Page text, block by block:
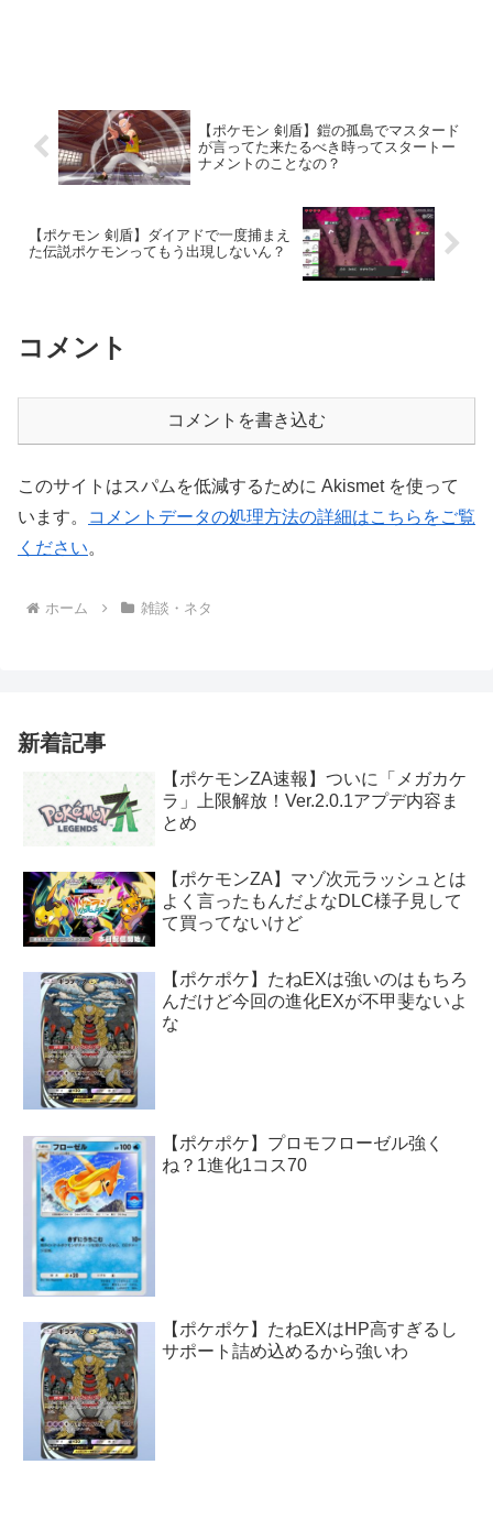
【ポケモン 剣盾】鎧の孤島でマスタード
が言ってた来たるべき時ってスタートー
ナメントのことなの？
【ポケモン 剣盾】ダイアドで一度捕まえ
た伝説ポケモンってもう出現しないん？
コメント
コメントを書き込む
このサイトはスパムを低減するために Akismet を使って
います。
コメントデータの処理方法の詳細はこちらをご覧
ください。
ホーム 雑談・ネタ
新着記事
【ポケモンZA速報】ついに「メガカケ
ラ」上限解放！Ver.2.0.1アプデ内容ま
とめ
【ポケモンZA】マゾ次元ラッシュとは
よく言ったもんだよなDLC様子見して
て買ってないけど
【ポケポケ】たねEXは強いのはもちろ
んだけど今回の進化EXが不甲斐ないよ
な
【ポケポケ】プロモフローゼル強く
ね？1進化1コス70
【ポケポケ】たねEXはHP高すぎるし
サポート詰め込めるから強いわ